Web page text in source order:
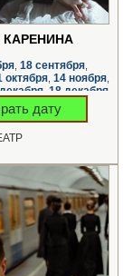
КАРЕНИНА
, 18 сентября,
октября, 14 ноября,
18 декабря
дату